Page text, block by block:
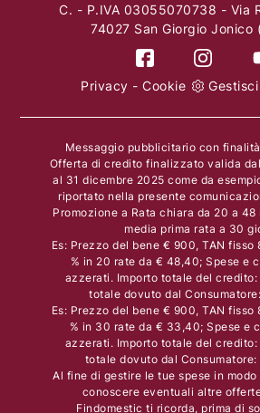
C. - P.IVA 03055070738 - Via
74027 San Giorgio Jonico
Privacy -Cookie
Messaggio pubblicitario con
Offerta di credito finalizzato valida
al 31 dicembre 2025 come da
riportato nella presente
Promozione a Rata chiara da 20 a 48
media prima rata a 30
Es: Prezzo del bene € 900, TAN fisso
% in 20 rate da € 48,40; Spese e
azzerati. Importo totale del
totale dovuto dal
Es: Prezzo del bene € 900, TAN fisso
% in 30 rate da € 33,40; Spese e
azzerati. Importo totale del
totale dovuto dal
Al fine di gestire le tue spese in modo
conoscere eventuali altre
Findomestic ti ricorda, prima di